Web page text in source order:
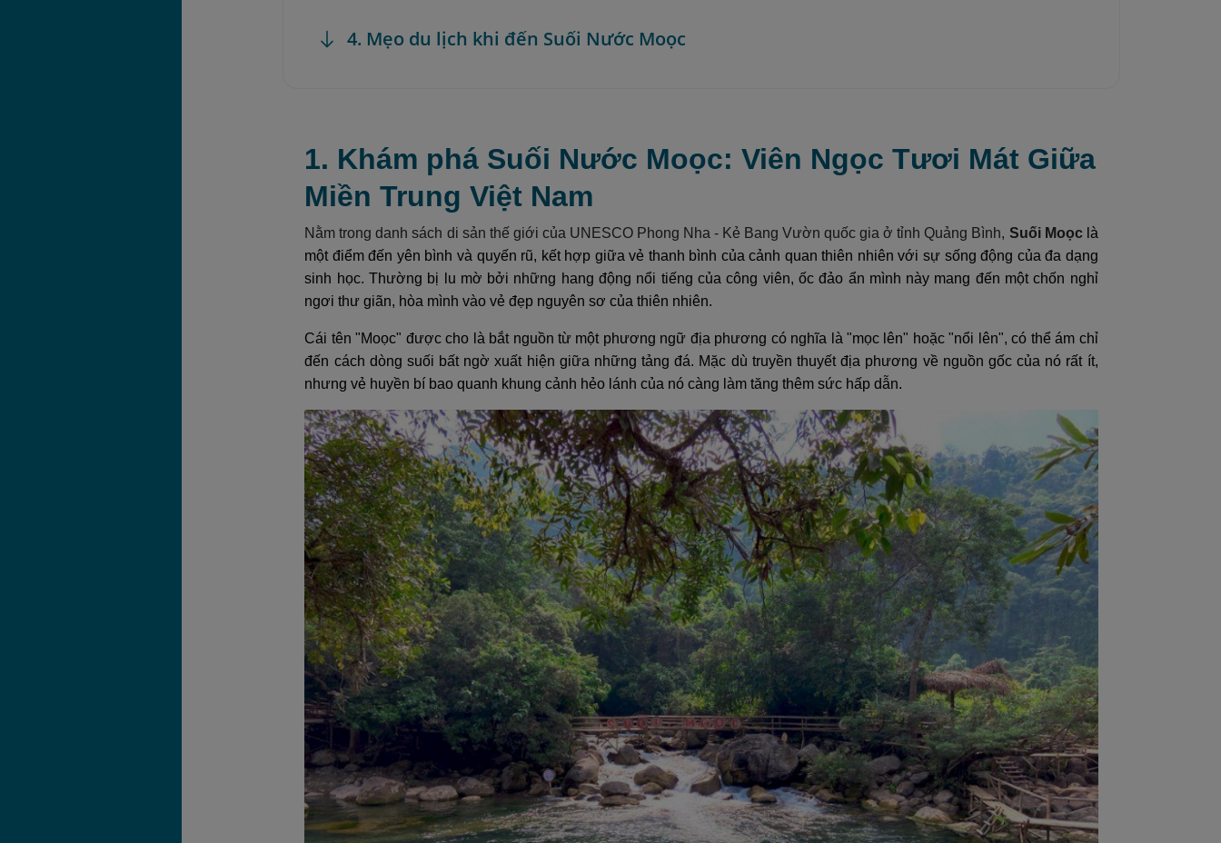
4. Mẹo du lịch khi đến Suối Nước Moọc
1. Khám phá Suối Nước Moọc: Viên Ngọc Tươi Mát Giữa
Miền Trung Việt Nam
Nằm trong danh sách di sản thế giới của UNESCO Phong Nha - Kẻ Bang Vườn quốc gia ở tỉnh Quảng Bình, Suối Moọc là
một điểm đến yên bình và quyến rũ, kết hợp giữa vẻ thanh bình của cảnh quan thiên nhiên với sự sống động của đa dạng
sinh học. Thường bị lu mờ bởi những hang động nổi tiếng của công viên, ốc đảo ẩn mình này mang đến một chốn nghỉ
ngơi thư giãn, hòa mình vào vẻ đẹp nguyên sơ của thiên nhiên.
Cái tên "Moọc" được cho là bắt nguồn từ một phương ngữ địa phương có nghĩa là "mọc lên" hoặc "nổi lên", có thể ám chỉ
đến cách dòng suối bất ngờ xuất hiện giữa những tảng đá. Mặc dù truyền thuyết địa phương về nguồn gốc của nó rất ít,
nhưng vẻ huyền bí bao quanh khung cảnh hẻo lánh của nó càng làm tăng thêm sức hấp dẫn.